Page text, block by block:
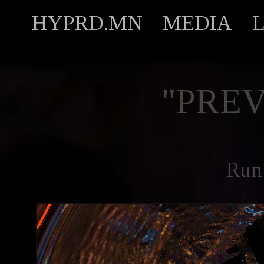
HYPRD.MN MEDIA